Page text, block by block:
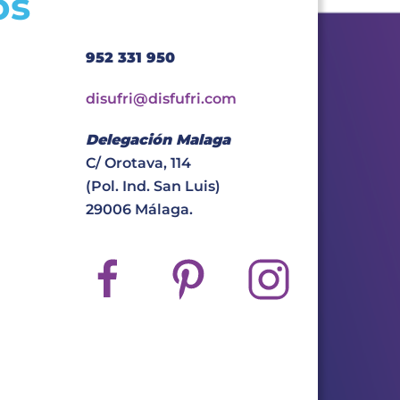
952 331 950
disufri@disfufri.com
Delegación Malaga
C/ Orotava, 114
(Pol. Ind. San Luis)
29006 Málaga.